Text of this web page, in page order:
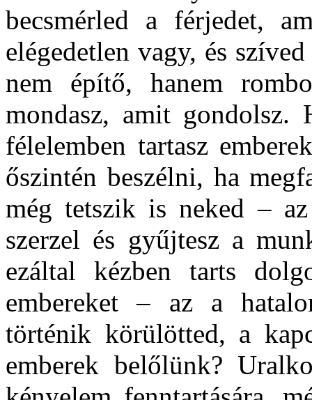
becsmérled a férjedet,
elégedetlen vagy, és
nem építő, hanem
mondasz, amit gondolsz.
félelemben tartasz
őszintén beszélni, ha
még tetszik is neked –
szerzel és gyűjtesz a
ezáltal kézben tarts
embereket – az a
történik körülötted, a
emberek belőlünk?